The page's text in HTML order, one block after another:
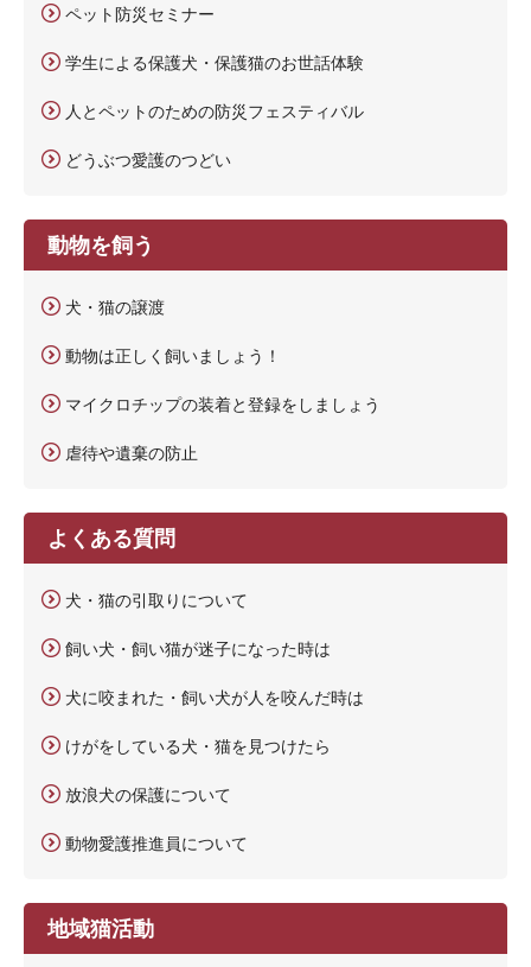
ペット防災セミナー
学生による保護犬・保護猫のお世話体験
人とペットのための防災フェスティバル
どうぶつ愛護のつどい
動物を飼う
犬・猫の譲渡
動物は正しく飼いましょう！
マイクロチップの装着と登録をしましょう
虐待や遺棄の防止
よくある質問
犬・猫の引取りについて
飼い犬・飼い猫が迷子になった時は
犬に咬まれた・飼い犬が人を咬んだ時は
けがをしている犬・猫を見つけたら
放浪犬の保護について
動物愛護推進員について
地域猫活動